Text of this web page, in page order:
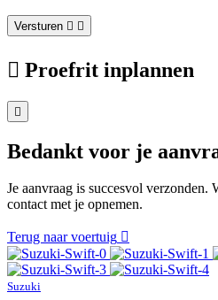
Versturen
Proefrit inplannen
Bedankt voor je
Je aanvraag is succesvol verzonden.
contact met je opnemen.
Terug naar voertuig
Suzuki